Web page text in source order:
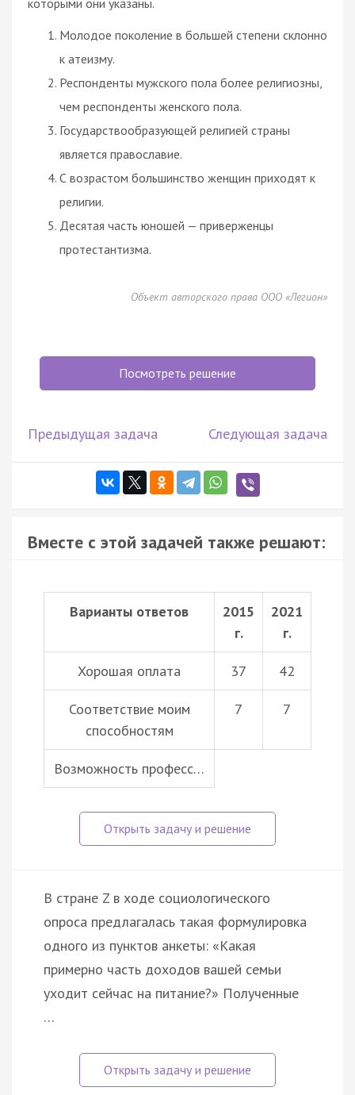
Молодое поколение в большей степени склонно
к атеизму.
Респонденты мужского пола более религиозны,
чем респонденты женского пола.
Государствообразующей религией страны
является православие.
С возрастом большинство женщин приходят к
религии.
Десятая часть юношей — приверженцы
протестантизма.
Объект авторского права ООО «Легион»
Посмотреть решение
Предыдущая задача Следующая задача
Вместе с этой задачей также решают:
Варианты ответов
2015
г.
2021
г.
Хорошая оплата 37 42
Соответствие моим
способностям
7 7
Возможность професс…
В стране Z в ходе социологического
опроса предлагалась такая формулировка
одного из пунктов анкеты: «Какая
примерно часть доходов вашей семьи
уходит сейчас на питание?» Полученные
…